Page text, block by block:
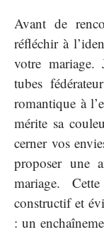
Avant de
réfléchir à
votre mariage.
tubes
romantique à
mérite sa
cerner vos
proposer une
mariage.
constructif et
: un